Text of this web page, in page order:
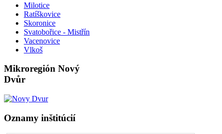
Milotice
Ratíškovice
Skoronice
Svatobořice - Mistřín
Vacenovice
Vlkoš
Mikroregión Nový
Dvůr
Oznamy inštitúcií